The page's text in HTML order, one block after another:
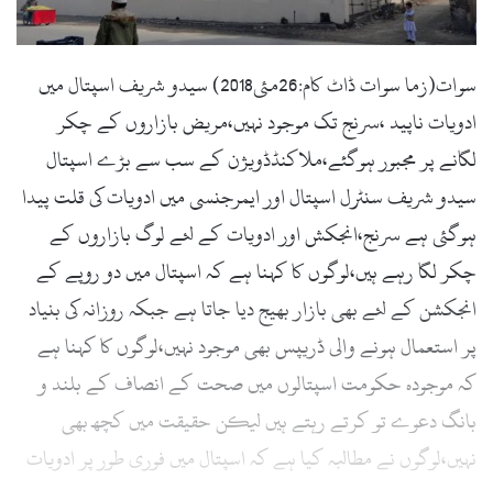
l
سوات(زما سوات ڈاٹ کام:26مئی2018) سیدو شریف اسپتال میں
ادویات ناپید ،سرنج تک موجود نہیں،مریض بازاروں کے چکر
لگانے پر مجبور ہوگئے،ملاکنڈڈویژن کے سب سے بڑے اسپتال
سیدو شریف سنٹرل اسپتال اور ایمرجنسی میں ادویات کی قلت پیدا
ہوگئی ہے سرنج،انجکش اور ادویات کے لئے لوگ بازاروں کے
چکر لگا رہے ہیں،لوگوں کا کہنا ہے کہ اسپتال میں دو روپے کے
انجکشن کے لئے بھی بازار بھیج دیا جاتا ہے جبکہ روزانہ کی بنیاد
پر استعمال ہونے والی ڈریپس بھی موجود نہیں،لوگوں کا کہنا ہے
کہ موجودہ حکومت اسپتالوں میں صحت کے انصاف کے بلند و
بانگ دعوے تو کرتے رہتے ہیں لیکن حقیقت میں کچھ بھی
نہیں،لوگوں نے مطالبہ کیا ہے کہ اسپتال میں فوری طور پر ادویات